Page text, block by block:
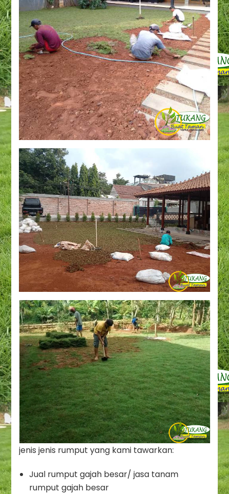
jenis jenis rumput yang kami tawarkan:
Jual rumput gajah besar/ jasa tanam
rumput gajah besar